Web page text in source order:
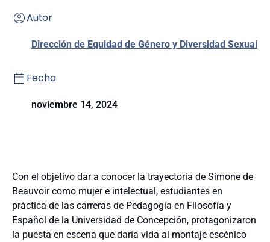
Autor
Dirección de Equidad de Género y Diversidad Sexual
Fecha
noviembre 14, 2024
Con el objetivo dar a conocer la trayectoria de Simone de
Beauvoir como mujer e intelectual, estudiantes en
práctica de las carreras de Pedagogía en Filosofía y
Español de la Universidad de Concepción, protagonizaron
la puesta en escena que daría vida al montaje escénico